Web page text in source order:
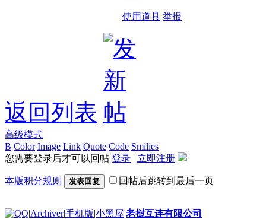
使用道具 举报
返回列表
高级模式
B Color Image Link Quote Code Smilies
您需要登录后才可以回帖 登录 | 立即注册
本版积分规则 发表回复 回帖后跳转到最后一页
|Archiver|手机版|小黑屋|老挝互连有限公司